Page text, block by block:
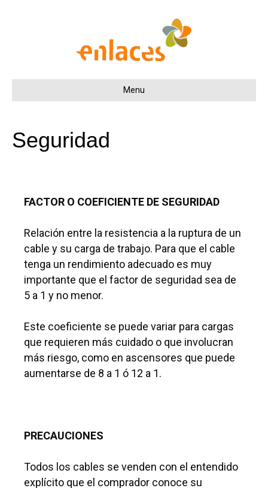
Menu
Seguridad
FACTOR O COEFICIENTE DE SEGURIDAD
Relación entre la resistencia a la ruptura de un
cable y su carga de trabajo. Para que el cable
tenga un rendimiento adecuado es muy
importante que el factor de seguridad sea de
5 a 1 y no menor.
Este coeficiente se puede variar para cargas
que requieren más cuidado o que involucran
más riesgo, como en ascensores que puede
aumentarse de 8 a 1 ó 12 a 1.
PRECAUCIONES
Todos los cables se venden con el entendido
explícito que el comprador conoce su